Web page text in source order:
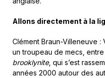
Allons directement à la
Clément Braun-Villeneuve :
un troupeau de mecs,
brooklynite, qui s’est
années 2000 autour des